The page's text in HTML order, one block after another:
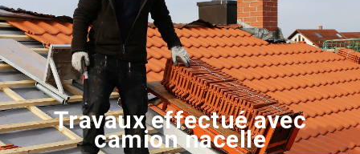
Travaux effectué avec
camion nacelle